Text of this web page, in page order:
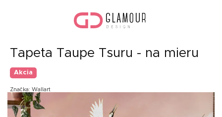
Tapeta Taupe Tsuru - na mieru
Akcia
Značka: Wallart